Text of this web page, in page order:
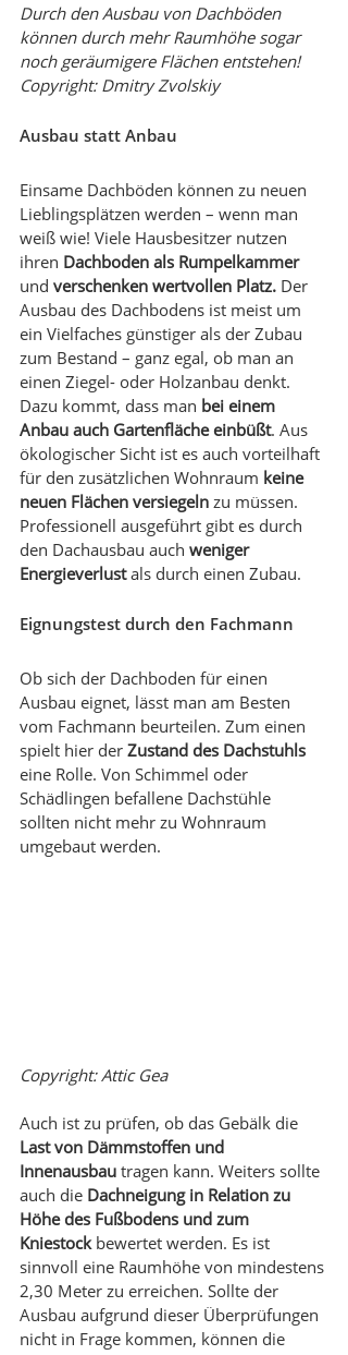
Durch den Ausbau von Dachböden
können durch mehr Raumhöhe sogar
noch geräumigere Flächen entstehen!
Copyright: Dmitry Zvolskiy
Ausbau statt Anbau
Einsame Dachböden können zu neuen
Lieblingsplätzen werden – wenn man
weiß wie! Viele Hausbesitzer nutzen
ihren Dachboden als Rumpelkammer
und verschenken wertvollen Platz. Der
Ausbau des Dachbodens ist meist um
ein Vielfaches günstiger als der Zubau
zum Bestand – ganz egal, ob man an
einen Ziegel- oder Holzanbau denkt.
Dazu kommt, dass man bei einem
Anbau auch Gartenfläche einbüßt. Aus
ökologischer Sicht ist es auch vorteilhaft
für den zusätzlichen Wohnraum keine
neuen Flächen versiegeln zu müssen.
Professionell ausgeführt gibt es durch
den Dachausbau auch weniger
Energieverlust als durch einen Zubau.
Eignungstest durch den Fachmann
Ob sich der Dachboden für einen
Ausbau eignet, lässt man am Besten
vom Fachmann beurteilen. Zum einen
spielt hier der Zustand des Dachstuhls
eine Rolle. Von Schimmel oder
Schädlingen befallene Dachstühle
sollten nicht mehr zu Wohnraum
umgebaut werden.
Copyright: Attic Gea
Auch ist zu prüfen, ob das Gebälk die
Last von Dämmstoffen und
Innenausbau tragen kann. Weiters sollte
auch die Dachneigung in Relation zu
Höhe des Fußbodens und zum
Kniestock bewertet werden. Es ist
sinnvoll eine Raumhöhe von mindestens
2,30 Meter zu erreichen. Sollte der
Ausbau aufgrund dieser Überprüfungen
nicht in Frage kommen, können die